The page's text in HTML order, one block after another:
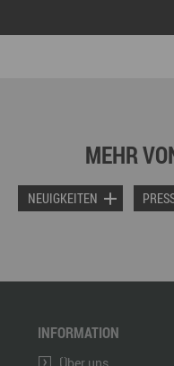
MEHR
NEUIGKEITEN
INFORMATION